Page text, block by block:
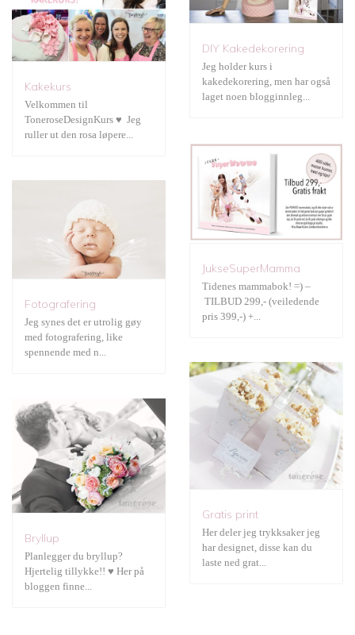
Kakekurs
Velkommen til
ToneroseDesignKurs ♥ Jeg
ruller ut den rosa løpere...
DIY Kakedekorering
Jeg holder kurs i
kakedekorering, men har også
laget noen blogginnleg...
JukseSuperMamma
JukseSuperMamma
Tidenes mammabok! =) –
TILBUD 299,- (veiledende
pris 399,-) +...
Fotografering
Fotografering
Jeg synes det er utrolig gøy
med fotografering, like
spennende med n...
Gratis print
Gratis print
Her deler jeg trykksaker jeg
har designet, disse kan du
laste ned grat...
Bryllup
Planlegger du bryllup?
Hjertelig tillykke!! ♥ Her på
bloggen finne...